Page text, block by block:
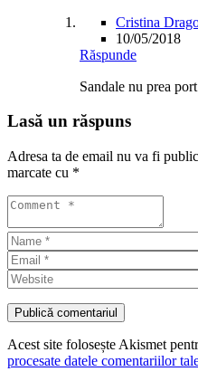
Cristina
10/05/2018
Răspunde
Sandale nu prea
Lasă un răspuns
Adresa ta de email nu va fi
marcate cu *
Acest site folosește Akismet
procesate datele comentariilor